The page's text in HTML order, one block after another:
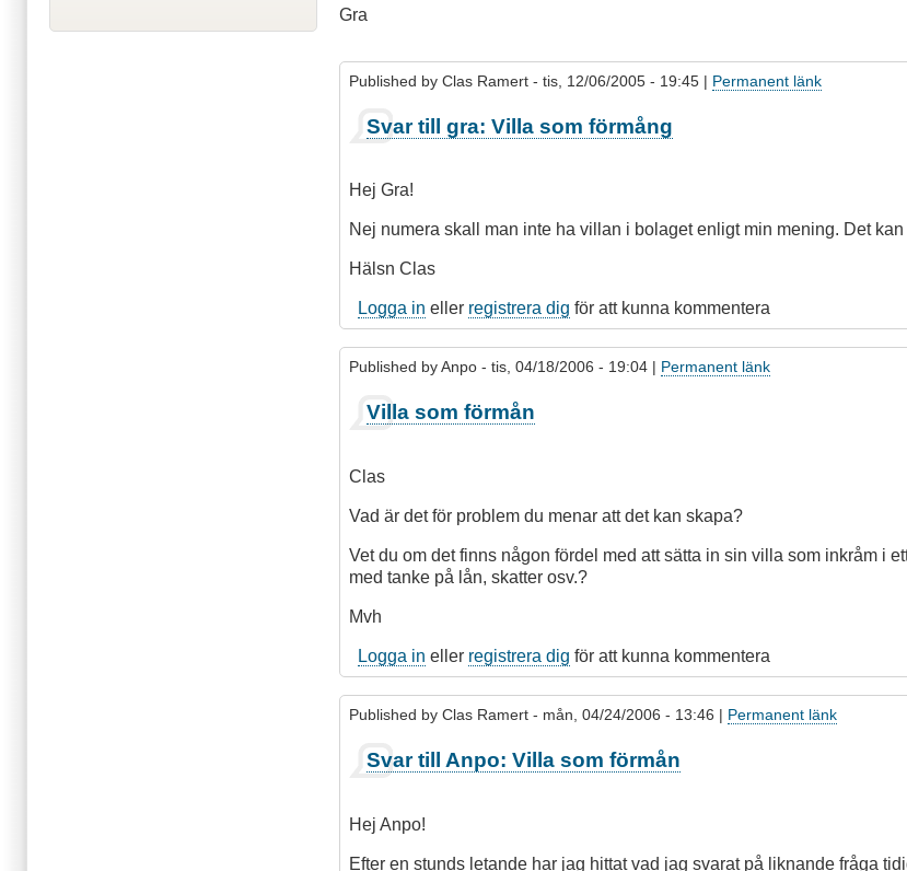
Gra
Published byClas Ramert - tis, 12/06/2005 - 19:45 | Permanent länk
Svar till gra: Villa som förmång
Hej Gra!
Nej numera skall man inte ha villan i bolaget enligt min mening. Det
Hälsn Clas
Logga in eller registrera dig för att kunna kommentera
Published byAnpo - tis, 04/18/2006 - 19:04 | Permanent länk
Som
svar
Svar
gra:
som
förmång
Clas
Ramert
Villa som förmån
Clas
Vad är det för problem du menar att det kan skapa?
Vet du om det finns någon fördel med att sätta in sin villa som inkråm i
med tanke på lån, skatter osv.?
Mvh
Logga in eller registrera dig för att kunna kommentera
Published byClas Ramert - mån, 04/24/2006 - 13:46 | Permanent länk
Svar till Anpo: Villa som förmån
Hej Anpo!
Efter en stunds letande har jag hittat vad jag svarat på liknande fråga